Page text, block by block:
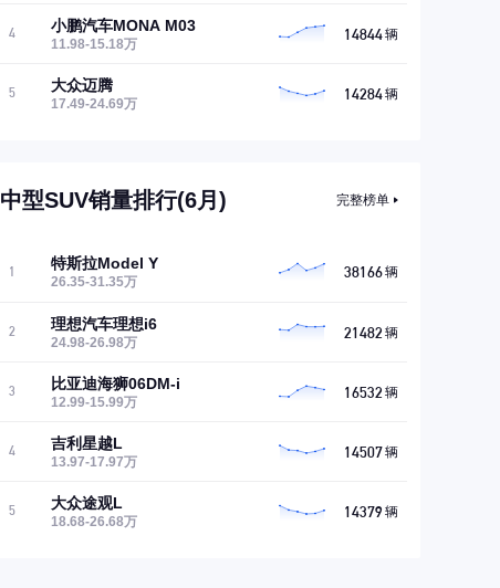
4 小鹏汽车MONA M03
11.98-15.18万
14844辆
5 大众迈腾
17.49-24.69万
14284辆
中型SUV销量排行(6月) 完整榜单
1 特斯拉Model Y
26.35-31.35万
38166辆
2 理想汽车理想i6
24.98-26.98万
21482 辆
3 比亚迪海狮06DM-i
12.99-15.99万
16532 辆
4 吉利星越L
13.97-17.97万
14507辆
5 大众途观L
18.68-26.68万
14379 辆